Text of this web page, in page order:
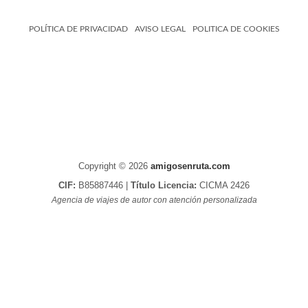
POLÍTICA DE PRIVACIDAD AVISO LEGAL POLITICA DE COOKIES
Copyright © 2026 amigosenruta.com
CIF: B85887446 | Título Licencia: CICMA 2426
Agencia de viajes de autor con atención personalizada